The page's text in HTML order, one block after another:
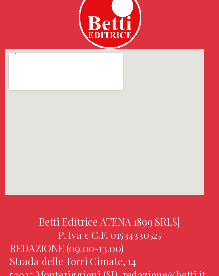
Betti Editrice ATENA 1899 SRLS
P. Iva e C.F. 01534330525
REDAZIONE (09.00-13.00)
Strada delle Torri Cimate, 14